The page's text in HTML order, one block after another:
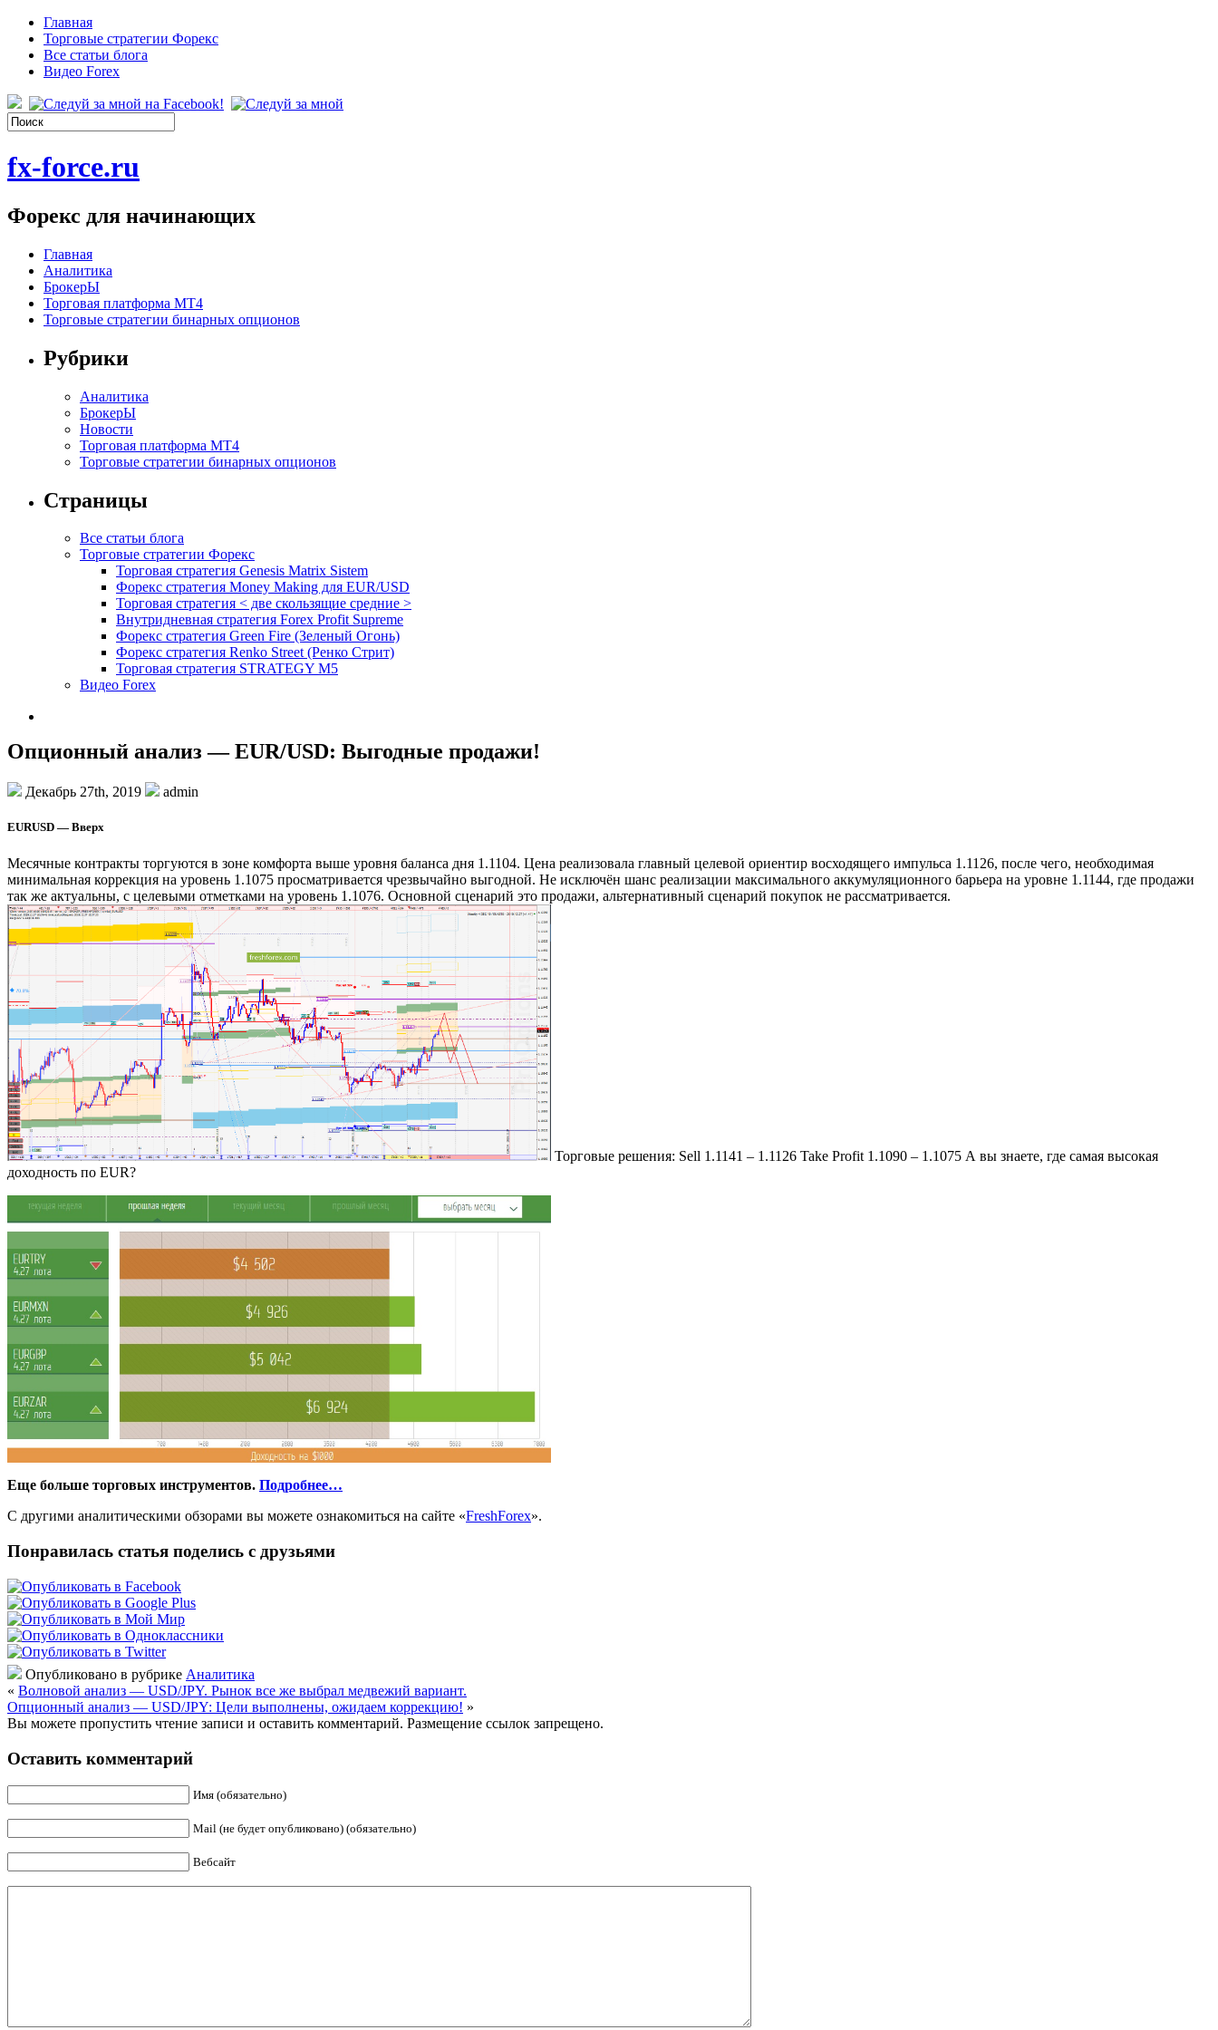
Главная
Торговые стратегии Форекс
Все статьи блога
Видео Forex
fx-force.ru
Форекс для начинающих
Главная
Аналитика
БрокерЫ
Торговая платформа МТ4
Торговые стратегии бинарных опционов
Рубрики
Аналитика
БрокерЫ
Новости
Торговая платформа МТ4
Торговые стратегии бинарных опционов
Страницы
Все статьи блога
Торговые стратегии Форекс
Торговая стратегия Genesis Matrix Sistem
Форекс стратегия Money Making для EUR/USD
Торговая стратегия < две скользящие средние >
Внутридневная стратегия Forex Profit Supreme
Форекс стратегия Green Fire (Зеленый Огонь)
Форекс стратегия Renko Street (Ренко Стрит)
Торговая стратегия STRATEGY M5
Видео Forex
Опционный анализ — EUR/USD: Выгодные продажи!
Декабрь 27th, 2019 admin
EURUSD — Вверх
Месячные контракты торгуются в зоне комфорта выше уровня баланса дня 1.1104. Цена реализовала главный целевой ориентир восходящего импульса 1.1126, после чего, необходимая
минимальная коррекция на уровень 1.1075 просматривается чрезвычайно выгодной. Не исключён шанс реализации максимального аккумуляционного барьера на уровне 1.1144, где продажи
так же актуальны, с целевыми отметками на уровень 1.1076. Основной сценарий это продажи, альтернативный сценарий покупок не рассматривается.
Торговые решения: Sell 1.1141 – 1.1126 Take Profit 1.1090 – 1.1075 А вы знаете, где самая высокая
доходность по EUR?
Еще больше торговых инструментов. Подробнее…
С другими аналитическими обзорами вы можете ознакомиться на сайте «FreshForex».
Понравилась статья поделись с друзьями
Опубликовано в рубрике Аналитика
« Волновой анализ — USD/JPY. Рынок все же выбрал медвежий вариант.
Опционный анализ — USD/JPY: Цели выполнены, ожидаем коррекцию! »
Вы можете пропустить чтение записи и оставить комментарий. Размещение ссылок запрещено.
Оставить комментарий
Имя (обязательно)
Mail (не будет опубликовано) (обязательно)
Вебсайт